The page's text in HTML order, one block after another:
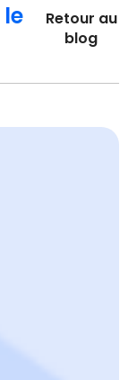
le
Retour au
blog